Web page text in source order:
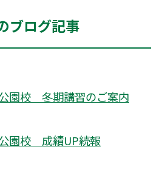
ブログ記事
園校 冬期講習のご案内
園校 成績UP続報